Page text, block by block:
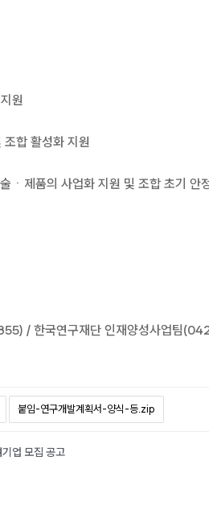
원
합 활성화 지원
ㆍ제품의 사업화 지원 및 조합 초기 안
/ 한국연구재단 인재양성사업
붙임-연구개발계획서-양식-등.zip
업 모집 공고